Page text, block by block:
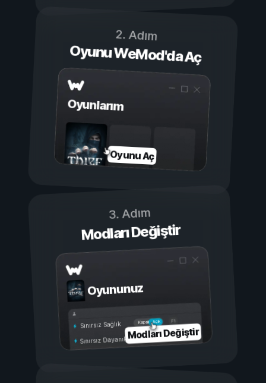
2. Adım
Oyunu WeMod'da Aç
Oyunlarım
Oyunu Aç
3. Adım
Modları Değiştir
Oyununuz
Açık
Kapalı
Sınırsız Sağlık
Sınırsız DayanıklılıkModları Değiştir